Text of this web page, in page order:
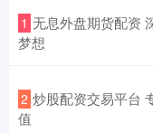
1 无息外盘期货配资
梦想
2 炒股配资交易平台
值